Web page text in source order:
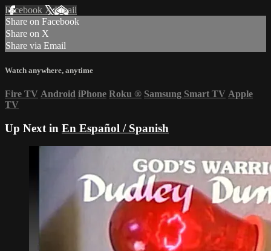
Facebook XEmail
Share on Facebook
Share on X
Share via Email
Watch anywhere, anytime
Fire TV Android iPhone Roku ® Samsung Smart TV Apple
TV
Up Next in En Español / Spanish